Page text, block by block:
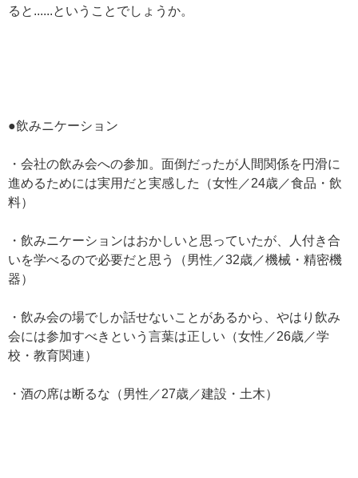
ると......ということでしょうか。
●飲みニケーション
・会社の飲み会への参加。面倒だったが人間関係を円滑に
進めるためには実用だと実感した（女性／24歳／食品・飲
料）
・飲みニケーションはおかしいと思っていたが、人付き合
いを学べるので必要だと思う（男性／32歳／機械・精密機
器）
・飲み会の場でしか話せないことがあるから、やはり飲み
会には参加すべきという言葉は正しい（女性／26歳／学
校・教育関連）
・酒の席は断るな（男性／27歳／建設・土木）